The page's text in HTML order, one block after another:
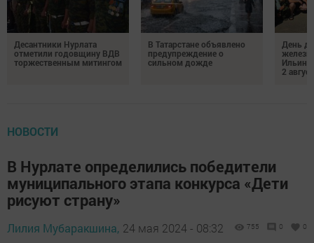
Десантники Нурлата
отметили годовщину ВДВ
торжественным митингом
В Татарстане объявлено
предупреждение о
сильном дожде
День
Ильин
2
НОВОСТИ
В Нурлате определились победители
муниципального этапа конкурса «Дети
рисуют страну»
Лилия Мубаракшина, 24 мая 2024 - 08:32 755 0 0